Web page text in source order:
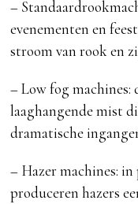
–
evenementen en
stroom van rook en
– Low fog machines:
laaghangende mist
dramatische
– Hazer machines:
produceren hazers